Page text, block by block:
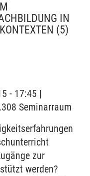
IN
(5)
- 17:45 |
Seminarraum
zur
werden?